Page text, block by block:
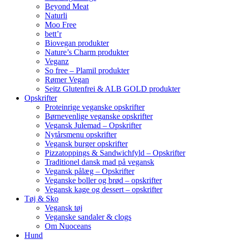
Beyond Meat
Naturli
Moo Free
bett’r
Biovegan produkter
Nature’s Charm produkter
Veganz
So free – Plamil produkter
Rømer Vegan
Seitz Glutenfrei & ALB GOLD produkter
Opskrifter
Proteinrige veganske opskrifter
Børnevenlige veganske opskrifter
Vegansk Julemad – Opskrifter
Nytårsmenu opskrifter
Vegansk burger opskrifter
Pizzatoppings & Sandwichfyld – Opskrifter
Traditionel dansk mad på vegansk
Vegansk pålæg – Opskrifter
Veganske boller og brød – opskrifter
Vegansk kage og dessert – opskrifter
Tøj & Sko
Vegansk tøj
Veganske sandaler & clogs
Om Nuoceans
Hund